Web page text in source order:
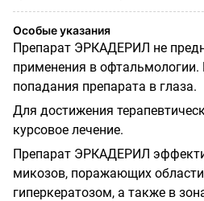
Особые указания
Препарат ЭРКАДЕРИЛ не
применения в офтальмологии.
попадания препарата в глаза.
Для достижения
курсовое лечение.
Препарат ЭРКАДЕРИЛ
микозов, поражающих
гиперкератозом, а также в